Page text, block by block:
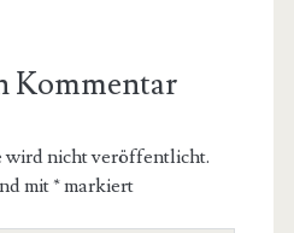
Kommentar
nicht veröffentlicht.
mit*markiert